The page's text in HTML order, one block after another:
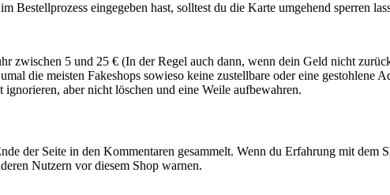
Bestellprozess eingegeben hast, solltest du die Karte umgehend sperren
zwischen 5 und 25 € (In der Regel auch dann, wenn dein Geld nicht
die meisten Fakeshops sowieso keine zustellbare oder eine gestohlene
aber nicht löschen und eine Weile aufbewahren.
der Seite in den Kommentaren gesammelt. Wenn du Erfahrung mit dem
Nutzern vor diesem Shop warnen.